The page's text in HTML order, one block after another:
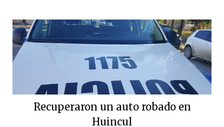
Recuperaron un auto robado en
Huincul